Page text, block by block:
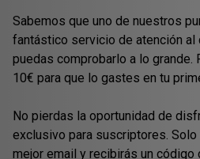
Sabemos que uno de nuestros
fantástico servicio de atención al
puedas comprobarlo a lo grande.
10€ para que lo gastes en tu
No pierdas la oportunidad de
exclusivo para suscriptores.
mejor email y recibirás un código